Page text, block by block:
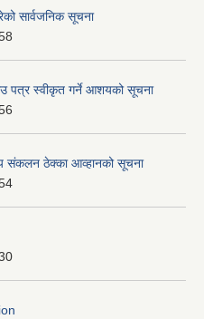
सार्वजनिक सूचना
पत्र स्वीकृत गर्ने आशयको सूचना
संकलन ठेक्का आव्हानको सूचना